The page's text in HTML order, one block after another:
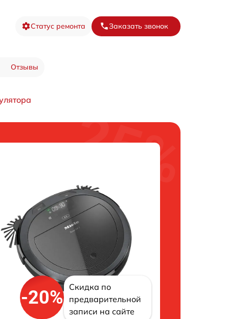
Статус ремонта Заказать звонок
Отзывы
-20%
Скидка по
предварительной
записи на сайте